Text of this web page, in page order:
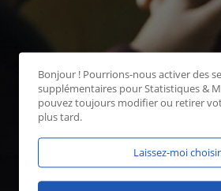
Bonjour ! Pourrions-nous activer des
supplémentaires pourStatistiques &
pouvez toujours modifier ou retirer
plus tard.
Laissez-moi choisir